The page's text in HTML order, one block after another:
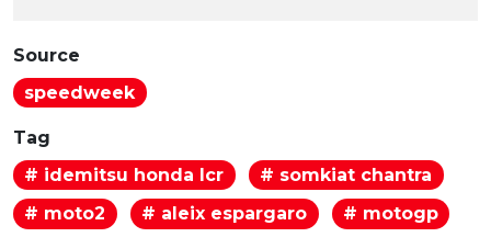
Source
speedweek
Tag
# idemitsu honda lcr
# somkiat chantra
# moto2
# aleix espargaro # motogp